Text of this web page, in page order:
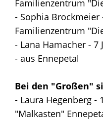
Familienzentrum
- Sophia Brockmeier
Familienzentrum
- Lana Hamacher - 7
- aus Ennepetal
Bei den "Großen"
- Laura Hegenberg -
"Malkasten"